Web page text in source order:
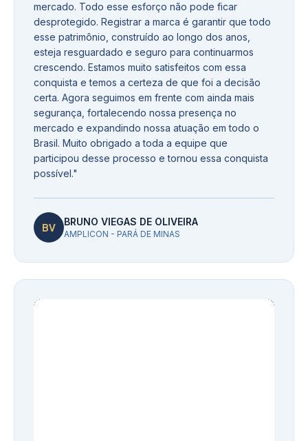
mercado. Todo esse esforço não pode ficar
desprotegido. Registrar a marca é garantir que todo
esse patrimônio, construído ao longo dos anos,
esteja resguardado e seguro para continuarmos
crescendo. Estamos muito satisfeitos com essa
conquista e temos a certeza de que foi a decisão
certa. Agora seguimos em frente com ainda mais
segurança, fortalecendo nossa presença no
mercado e expandindo nossa atuação em todo o
Brasil. Muito obrigado a toda a equipe que
participou desse processo e tornou essa conquista
possível."
BV BRUNO VIEGAS DE OLIVEIRA
AMPLICON - PARÁ DE MINAS